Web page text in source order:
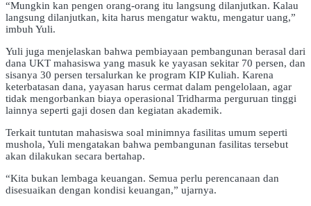
“Mungkin kan pengen orang-orang itu langsung dilanjutkan. Kalau
langsung dilanjutkan, kita harus mengatur waktu, mengatur uang,”
imbuh Yuli.
Yuli juga menjelaskan bahwa pembiayaan pembangunan berasal dari
dana UKT mahasiswa yang masuk ke yayasan sekitar 70 persen, dan
sisanya 30 persen tersalurkan ke program KIP Kuliah. Karena
keterbatasan dana, yayasan harus cermat dalam pengelolaan, agar
tidak mengorbankan biaya operasional Tridharma perguruan tinggi
lainnya seperti gaji dosen dan kegiatan akademik.
Terkait tuntutan mahasiswa soal minimnya fasilitas umum seperti
mushola, Yuli mengatakan bahwa pembangunan fasilitas tersebut
akan dilakukan secara bertahap.
“Kita bukan lembaga keuangan. Semua perlu perencanaan dan
disesuaikan dengan kondisi keuangan,” ujarnya.